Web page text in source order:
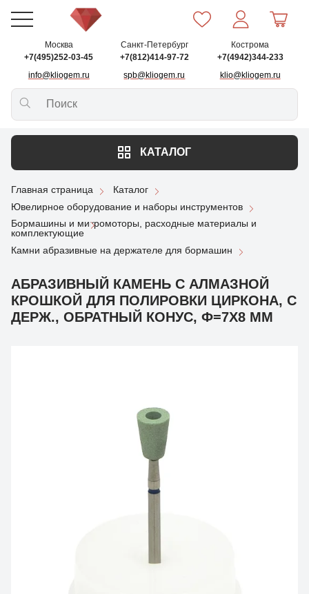
Москва
+7(495)252-03-45
info@kliogem.ru
Санкт-Петербург
+7(812)414-97-72
spb@kliogem.ru
Кострома
+7(4942)344-233
klio@kliogem.ru
КАТАЛОГ
Главная страница
Каталог
Ювелирное оборудование и наборы инструментов
Бормашины и микромоторы, расходные материалы и
комплектующие
Камни абразивные на держателе для бормашин
АБРАЗИВНЫЙ КАМЕНЬ С АЛМАЗНОЙ
КРОШКОЙ ДЛЯ ПОЛИРОВКИ ЦИРКОНА, С
ДЕРЖ., ОБРАТНЫЙ КОНУС, Ф=7Х8 ММ